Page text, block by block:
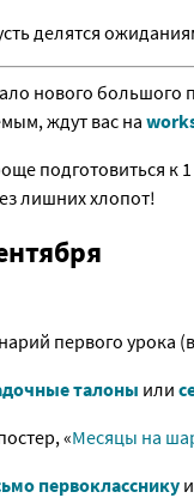
делятся
нового
ждут вас на
подготовиться к
лишних хлопот!
первого урока
талоны или
«Месяцы на
первокласснику